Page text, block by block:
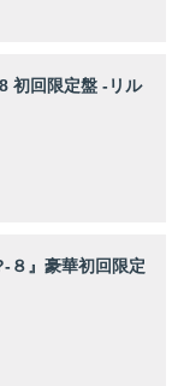
初回限定盤 -リル
８』豪華初回限定